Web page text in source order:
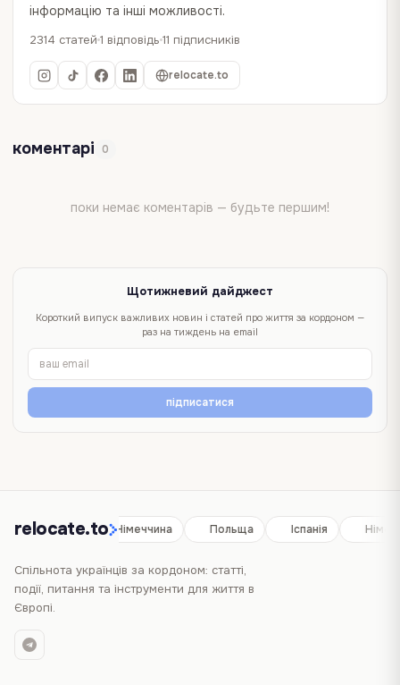
інформацію та інші можливості.
2314 статей 1 відповідь 11 підписників
relocate.to
коментарі 0
поки немає коментарів — будьте першим!
Щотижневий дайджест
Короткий випуск важливих новин і статей про життя за кордоном —
раз на тиждень на email
підписатися
relocate.to
Іспанія Німеччина Польща Іспанія
Спільнота українців за кордоном: статті,
події, питання та інструменти для життя в
Європі.